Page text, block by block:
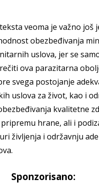
veoma je važno još
obezbeđivanja
uslova, jer se
ova parazitarna
svega postojanje
uslova za život, kao i
kvalitetne
hrane, ali i
življenja i održavnju
Sponzorisano: